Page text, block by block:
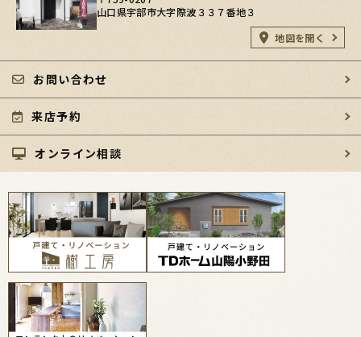
山口県宇部市大字際波３３７番地３
地図を開く
お問い合わせ
来店予約
オンライン相談